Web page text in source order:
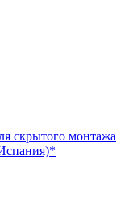
скрытого монтажа